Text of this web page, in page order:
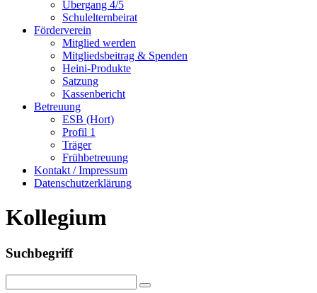
Übergang 4/5
Schulelternbeirat
Förderverein
Mitglied werden
Mitgliedsbeitrag & Spenden
Heini-Produkte
Satzung
Kassenbericht
Betreuung
ESB (Hort)
Profil 1
Träger
Frühbetreuung
Kontakt / Impressum
Datenschutzerklärung
Kollegium
Suchbegriff